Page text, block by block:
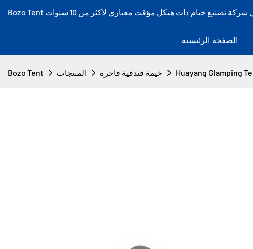
الصفحة الرئيسية
Bozo Tent المنتجات خيمة فندقية فاخرة